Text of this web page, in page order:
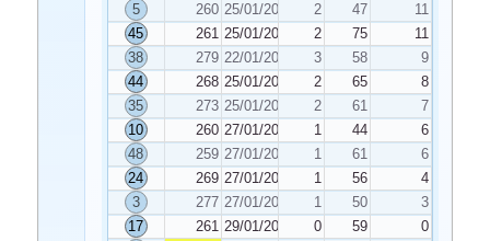
5
260 25/01/2025 2 47
11
45
261 25/01/2025 2 75
11
38
279 22/01/2025 3 58
9
44
268 25/01/2025 2 65
8
35
273 25/01/2025 2 61
7
10
260 27/01/2025 1 44
6
48
259 27/01/2025 1 61
6
24
269 27/01/2025 1 56
4
3
277 27/01/2025 1 50
3
17
261 29/01/2025 0 59
0